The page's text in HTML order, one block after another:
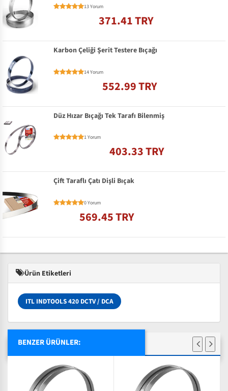
13 Yorum
371.41 TRY
Karbon Çeliği Şerit Testere Bıçağı
14 Yorum
552.99 TRY
Düz Hızar Bıçağı Tek Tarafı Bilenmiş
1 Yorum
403.33 TRY
Çift Taraflı Çatı Dişli Bıçak
0 Yorum
569.45 TRY
Ürün Etiketleri
ITL INDTOOLS 420 DCTV / DCA
BENZER ÜRÜNLER: